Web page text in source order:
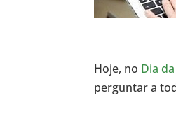
Hoje, no Dia
perguntar a